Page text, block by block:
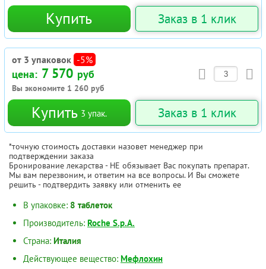
Купить Заказ в 1 клик
от 3 упаковок -5%
цена: 7 570 руб
Вы экономите 1 260 руб
Купить 3 упак. Заказ в 1 клик
*точную стоимость доставки назовет менеджер при
подтверждении заказа
Бронирование лекарства - НЕ обязывает Вас покупать препарат.
Мы вам перезвоним, и ответим на все вопросы. И Вы сможете
решить - подтвердить заявку или отменить ее
В упаковке: 8 таблеток
Производитель: Roche S.p.A.
Страна: Италия
Действующее вещество: Мефлохин